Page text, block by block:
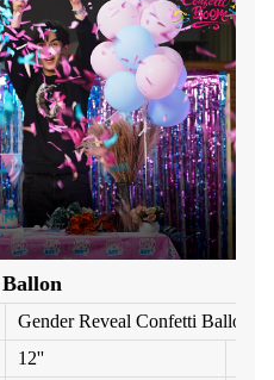
Gender Reveal Confetti
12''